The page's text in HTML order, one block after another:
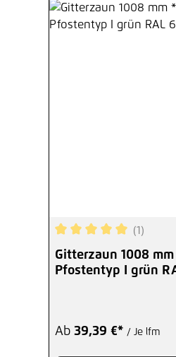
Durchschnittliche
(1)
Gitterzaun 1008
Pfostentyp I grün
Ab 39,39 €* / Je lfm